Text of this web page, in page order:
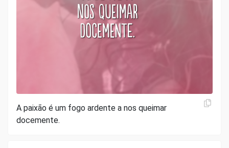
A paixão é um fogo ardente a nos queimar
docemente.